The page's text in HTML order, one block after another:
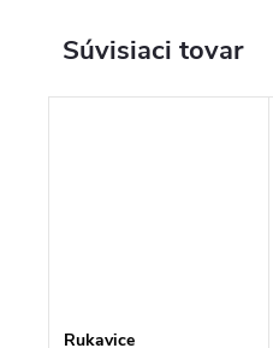
Súvisiaci tovar
Rukavice